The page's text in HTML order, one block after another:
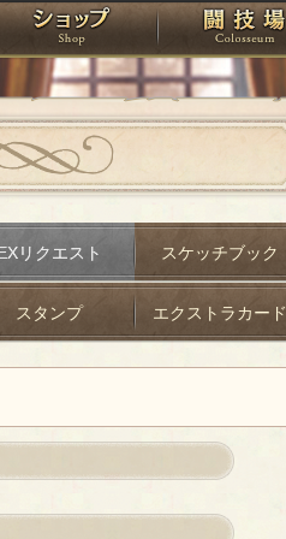
タジオ ショップ
リクエスト スケッチブック
スタンプ エクストラカード